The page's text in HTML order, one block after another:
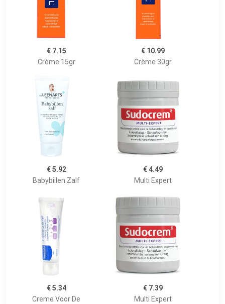
€ 7.15
Crème 15gr
€ 10.99
Crème 30gr
€ 5.92
Babybillen Zalf
€ 4.49
Multi Expert
€ 5.34
Creme Voor De
€ 7.39
Multi Expert